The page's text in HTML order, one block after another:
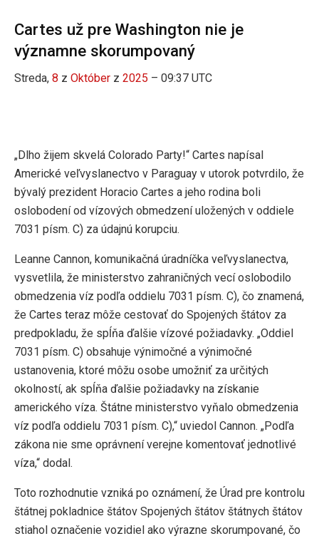
Cartes už pre Washington nie je
významne skorumpovaný
Streda, 8 z Október z 2025 – 09:37 UTC
„Dlho žijem skvelá Colorado Party!“ Cartes napísal
Americké veľvyslanectvo v Paraguay v utorok potvrdilo, že
bývalý prezident Horacio Cartes a jeho rodina boli
oslobodení od vízových obmedzení uložených v oddiele
7031 písm. C) za údajnú korupciu.
Leanne Cannon, komunikačná úradníčka veľvyslanectva,
vysvetlila, že ministerstvo zahraničných vecí oslobodilo
obmedzenia víz podľa oddielu 7031 písm. C), čo znamená,
že Cartes teraz môže cestovať do Spojených štátov za
predpokladu, že spĺňa ďalšie vízové ​​požiadavky. „Oddiel
7031 písm. C) obsahuje výnimočné a výnimočné
ustanovenia, ktoré môžu osobe umožniť za určitých
okolností, ak spĺňa ďalšie požiadavky na získanie
amerického víza. Štátne ministerstvo vyňalo obmedzenia
víz podľa oddielu 7031 písm. C),“ uviedol Cannon. „Podľa
zákona nie sme oprávnení verejne komentovať jednotlivé
víza,“ dodal.
Toto rozhodnutie vzniká po oznámení, že Úrad pre kontrolu
štátnej pokladnice štátov Spojených štátov štátnych štátov
stiahol označenie vozidiel ako výrazne skorumpované, čo